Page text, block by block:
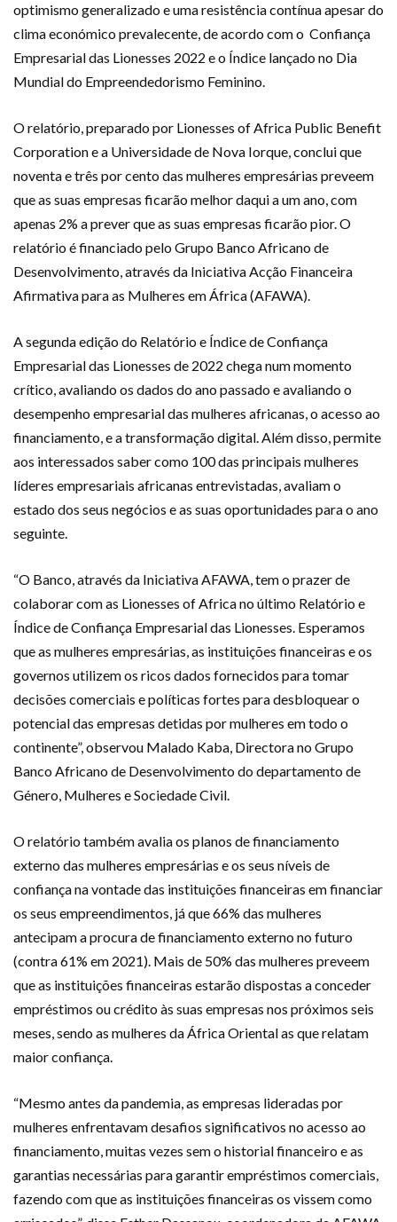
optimismo generalizado e uma resistência contínua apesar do
clima económico prevalecente, de acordo com o Confiança
Empresarial das Lionesses 2022 e o Índice lançado no Dia
Mundial do Empreendedorismo Feminino.
O relatório, preparado por Lionesses of Africa Public Benefit
Corporation e a Universidade de Nova Iorque, conclui que
noventa e três por cento das mulheres empresárias preveem
que as suas empresas ficarão melhor daqui a um ano, com
apenas 2% a prever que as suas empresas ficarão pior. O
relatório é financiado pelo Grupo Banco Africano de
Desenvolvimento, através da Iniciativa Acção Financeira
Afirmativa para as Mulheres em África (AFAWA).
A segunda edição do Relatório e Índice de Confiança
Empresarial das Lionesses de 2022 chega num momento
crítico, avaliando os dados do ano passado e avaliando o
desempenho empresarial das mulheres africanas, o acesso ao
financiamento, e a transformação digital. Além disso, permite
aos interessados saber como 100 das principais mulheres
líderes empresariais africanas entrevistadas, avaliam o
estado dos seus negócios e as suas oportunidades para o ano
seguinte.
“O Banco, através da Iniciativa AFAWA, tem o prazer de
colaborar com as Lionesses of Africa no último Relatório e
Índice de Confiança Empresarial das Lionesses. Esperamos
que as mulheres empresárias, as instituições financeiras e os
governos utilizem os ricos dados fornecidos para tomar
decisões comerciais e políticas fortes para desbloquear o
potencial das empresas detidas por mulheres em todo o
continente”, observou Malado Kaba, Directora no Grupo
Banco Africano de Desenvolvimento do departamento de
Género, Mulheres e Sociedade Civil.
O relatório também avalia os planos de financiamento
externo das mulheres empresárias e os seus níveis de
confiança na vontade das instituições financeiras em financiar
os seus empreendimentos, já que 66% das mulheres
antecipam a procura de financiamento externo no futuro
(contra 61% em 2021). Mais de 50% das mulheres preveem
que as instituições financeiras estarão dispostas a conceder
empréstimos ou crédito às suas empresas nos próximos seis
meses, sendo as mulheres da África Oriental as que relatam
maior confiança.
“Mesmo antes da pandemia, as empresas lideradas por
mulheres enfrentavam desafios significativos no acesso ao
financiamento, muitas vezes sem o historial financeiro e as
garantias necessárias para garantir empréstimos comerciais,
fazendo com que as instituições financeiras os vissem como